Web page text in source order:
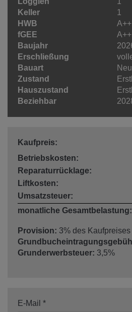
Keller
1
HWB
fGEE
Baujahr
Erschließung
Bauart
Zustand
Hauszustand
Beziehbar
Kaufpreis:
Betriebskosten:
Reparaturrücklage:
Liftkosten:
Umsatzsteuer:
monatliche Gesamtbelastung:
Provision: 3% des
Grunderwerbsteuer: 3,5%
E-Mail